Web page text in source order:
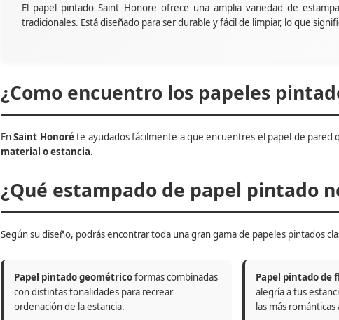
El papel pintado Saint Honore ofrece una amplia variedad de
tradicionales. Está diseñado para ser durable y fácil de limpiar, lo que
¿Como encuentro los papeles
EnSaint Honoréte ayudados fácilmente a que encuentres el papel de pared
material o estancia.
¿Qué estampado de papel pintado
Según su diseño, podrás encontrar toda una gran gama de papeles pintados
Papel pintado geométricoformas combinadas
con distintas tonalidades para recrear
ordenación de la estancia.
Papel pintado de
alegría a tus
las más románticas